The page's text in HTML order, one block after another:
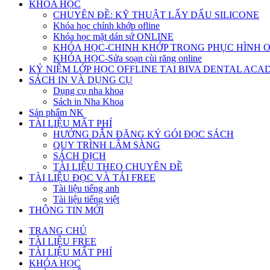
KHÓA HỌC
CHUYÊN ĐỀ: KỸ THUẬT LẤY DẤU SILICONE
Khóa học chỉnh khớp ofline
Khóa học mặt dán sứ ONLINE
KHÓA HỌC-CHINH KHỚP TRONG PHỤC HÌNH
KHÓA HỌC-Sửa soạn cùi răng online
KỶ NIỆM LỚP HỌC OFFLINE TẠI BIVA DENTAL
SÁCH IN VÀ DỤNG CỤ
Dụng cụ nha khoa
Sách in Nha Khoa
Sản phẩm NK
TÀI LIỆU MẤT PHÍ
HƯỚNG DẪN ĐĂNG KÝ GÓI ĐỌC SÁCH
QUY TRÌNH LÂM SÀNG
SÁCH DỊCH
TÀI LIỆU THEO CHUYÊN ĐỀ
TÀI LIỆU ĐỌC VÀ TẢI FREE
Tài liệu tiếng anh
Tài liệu tiếng việt
THÔNG TIN MỚI
TRANG CHỦ
TÀI LIỆU FREE
TÀI LIỆU MẤT PHÍ
KHÓA HỌC